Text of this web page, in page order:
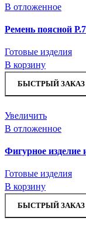
В отложенное
Ремень поясной
Готовые изделия
В корзину
БЫСТРЫЙ ЗАКАЗ
Увеличить
В отложенное
Фигурное изделие
Готовые изделия
В корзину
БЫСТРЫЙ ЗАКАЗ